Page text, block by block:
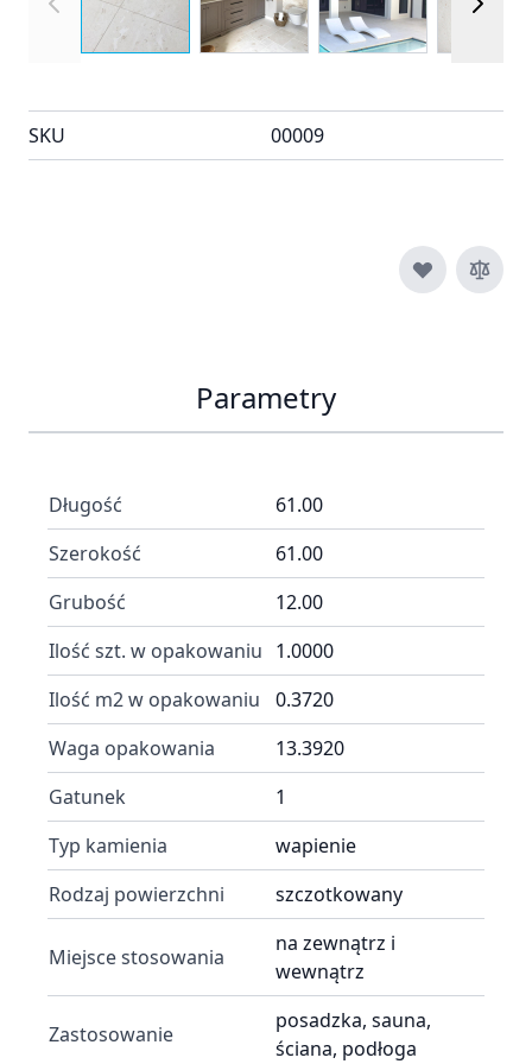
SKU 00009
Parametry
Długość
61.00
Szerokość
61.00
Grubość
12.00
Ilość szt. w opakowaniu 1.0000
Ilość m2 w opakowaniu
0.3720
Waga opakowania
13.3920
Gatunek
1
Typ kamienia
wapienie
Rodzaj powierzchni
szczotkowany
Miejsce stosowania
na zewnątrz i
wewnątrz
Zastosowanie
posadzka, sauna,
ściana, podłoga